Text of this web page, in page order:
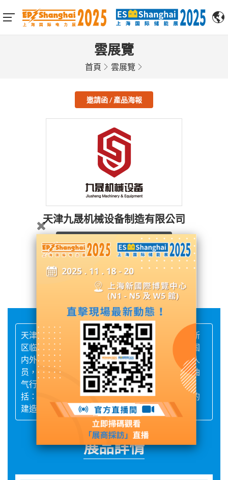
雲展覽
首頁 雲展覽
邀請函 / 產品海報
天津九晟机械设备制造有限公司
展台號: W5館 - W5B05
聯繫供應商
天津九晟机械设备制造有限公司注册于天津滨海新
区临港工业区，公司拥有了一支经验丰富且熟知国
内外标准和规范的专业团队，其中涉及专业设计人
员，管理人员，专业技术工人等。主要致力于为油
气行业和电气行业提供设备制造及安装服务，包
括：移动变电站、工艺撬块和模块、机械设备等的
建造安装以及配合调试
展品詳情